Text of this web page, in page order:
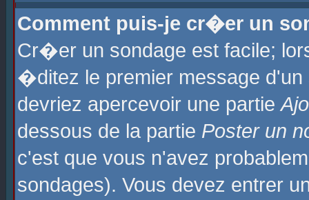
Comment puis-je cr�er un
Cr�er un sondage est facile;
�ditez le premier message
devriez apercevoir une partie
dessous de la partie Poster un
c'est que vous n'avez
sondages). Vous devez entrer